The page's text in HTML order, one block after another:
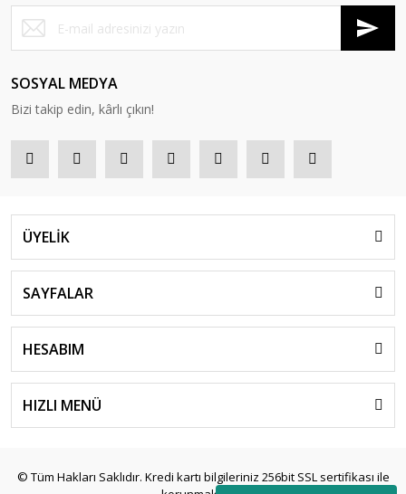
SOSYAL MEDYA
Bizi takip edin, kârlı çıkın!
ÜYELİK
SAYFALAR
HESABIM
HIZLI MENÜ
© Tüm Hakları Saklıdır. Kredi kartı bilgileriniz 256bit SSL sertifikası ile